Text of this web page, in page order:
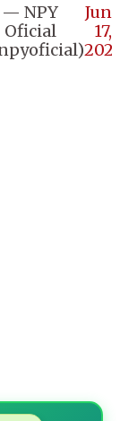
— NPY
Oficial
June
17,
2025